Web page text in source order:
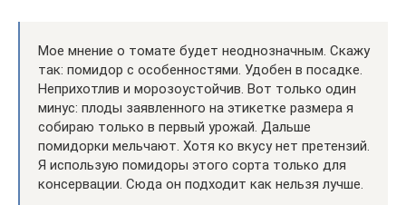
Мое мнение о томате будет неоднозначным. Скажу
так: помидор с особенностями. Удобен в посадке.
Неприхотлив и морозоустойчив. Вот только один
минус: плоды заявленного на этикетке размера я
собираю только в первый урожай. Дальше
помидорки мельчают. Хотя ко вкусу нет претензий.
Я использую помидоры этого сорта только для
консервации. Сюда он подходит как нельзя лучше.